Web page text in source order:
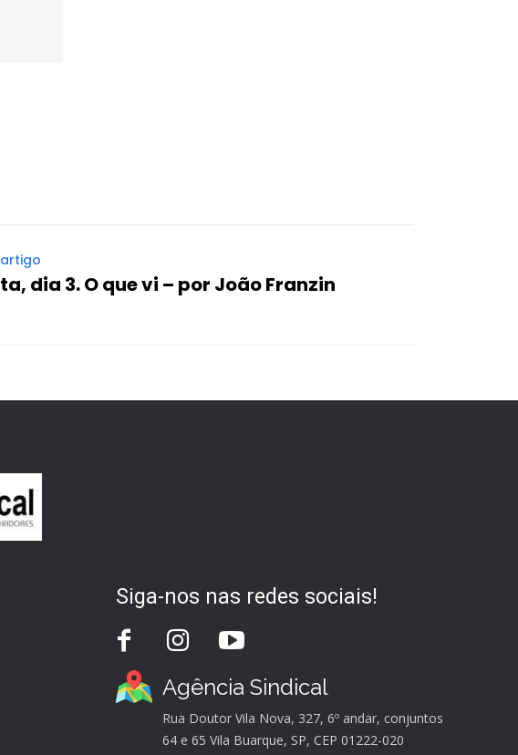
dia 3. O que vi – por João Franzin
Siga-nos nas redes sociais!
Agência Sindical
Rua Doutor Vila Nova, 327, 6º andar, conjuntos
64 e 65 Vila Buarque, SP, CEP 01222-020